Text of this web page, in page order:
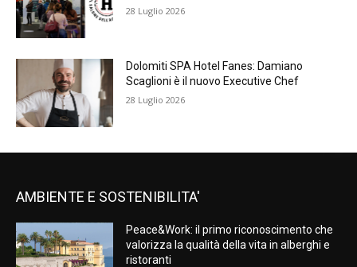
28 Luglio 2026
Dolomiti SPA Hotel Fanes: Damiano
Scaglioni è il nuovo Executive Chef
28 Luglio 2026
AMBIENTE E SOSTENIBILITA'
Peace&Work: il primo riconoscimento che
valorizza la qualità della vita in alberghi e
ristoranti